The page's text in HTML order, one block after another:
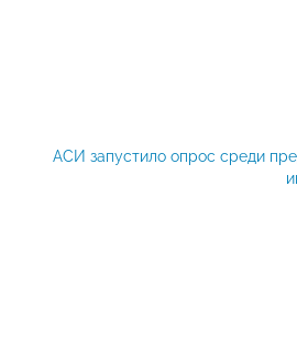
АСИ запустило опрос среди